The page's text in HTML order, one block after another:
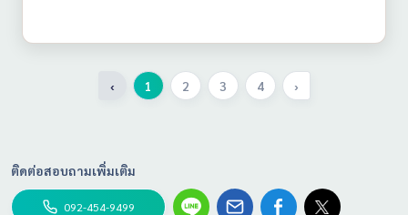
‹ 1 2 3 4 ›
ติดต่อสอบถามเพิ่มเติม
092-454-9499